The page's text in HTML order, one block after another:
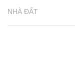
NHÀ ĐẤT